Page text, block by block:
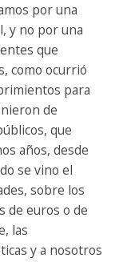
por una
y no por una
que
como ocurrió
para
de
que
años, desde
se vino el
sobre los
de euros o de
las
y a nosotros